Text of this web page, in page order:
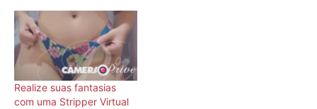
Realize suas fantasias
com uma Stripper Virtual